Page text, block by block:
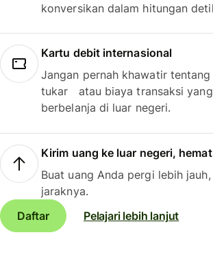
konversikan dalam hitungan
Kartu debit internasional
Jangan pernah khawatir
tukar atau biaya transaksi
berbelanja di luar negeri.
Kirim uang ke luar negeri,
Buat uang Anda pergi lebih
jaraknya.
Daftar
Pelajari lebih lanjut